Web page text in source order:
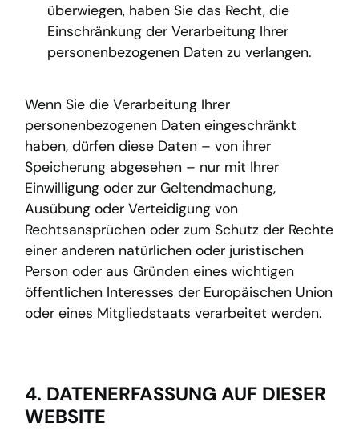
überwiegen, haben Sie das Recht, die
Einschränkung der Verarbeitung Ihrer
personenbezogenen Daten zu verlangen.
Wenn Sie die Verarbeitung Ihrer
personenbezogenen Daten eingeschränkt
haben, dürfen diese Daten – von ihrer
Speicherung abgesehen – nur mit Ihrer
Einwilligung oder zur Geltendmachung,
Ausübung oder Verteidigung von
Rechtsansprüchen oder zum Schutz der Rechte
einer anderen natürlichen oder juristischen
Person oder aus Gründen eines wichtigen
öffentlichen Interesses der Europäischen Union
oder eines Mitgliedstaats verarbeitet werden.
4. DATENERFASSUNG AUF DIESER
WEBSITE